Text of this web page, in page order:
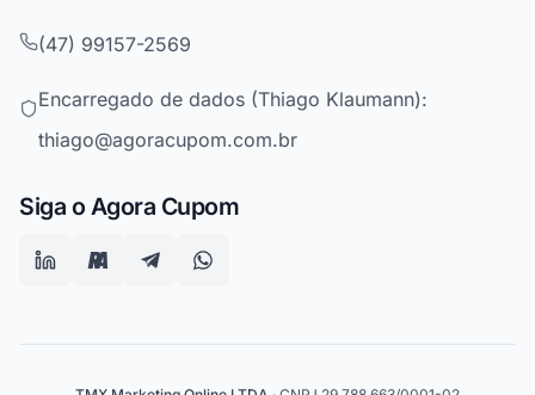
(47) 99157-2569
Encarregado de dados (Thiago Klaumann):
thiago@agoracupom.com.br
Siga o Agora Cupom